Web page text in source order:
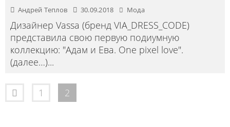
Андрей Теплов 30.09.2018 Мода
Дизайнер Vassa (бренд VIA_DRESS_CODE)
представила свою первую подиумную
коллекцию: "Адам и Ева. One pixel love".
(далее…)...
1 2